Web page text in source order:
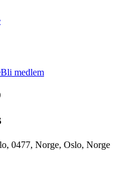
Bli medlem
0477, Norge, Oslo, Norge